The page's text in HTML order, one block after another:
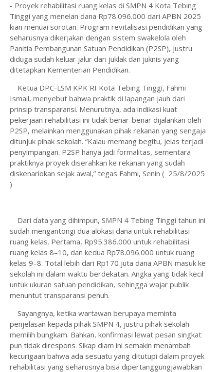
- Proyek rehabilitasi ruang kelas di SMPN 4 Kota Tebing
Tinggi yang menelan dana Rp78.096.000 dari APBN 2025
kian menuai sorotan. Program revitalisasi pendidikan yang
seharusnya dikerjakan dengan sistem swakelola oleh
Panitia Pembangunan Satuan Pendidikan (P2SP), justru
diduga sudah keluar jalur dari juklak dan juknis yang
ditetapkan Kementerian Pendidikan.
Ketua DPC-LSM KPK RI Kota Tebing Tinggi, Fahmi
Ismail, menyebut bahwa praktik di lapangan jauh dari
prinsip transparansi. Menurutnya, ada indikasi kuat
pekerjaan rehabilitasi ini tidak benar-benar dijalankan oleh
P2SP, melainkan menggunakan pihak rekanan yang sengaja
ditunjuk pihak sekolah. “Kalau memang begitu, jelas terjadi
penyimpangan. P2SP hanya jadi formalitas, sementara
praktiknya proyek diserahkan ke rekanan yang sudah
diskenariokan sejak awal,” tegas Fahmi, Senin ( 25/8/2025
)
Dari data yang dihimpun, SMPN 4 Tebing Tinggi tahun ini
sudah mengantongi dua alokasi dana untuk rehabilitasi
ruang kelas. Pertama, Rp95.386.000 untuk rehabilitasi
ruang kelas 8–10, dan kedua Rp78.096.000 untuk ruang
kelas 9–8. Total lebih dari Rp170 juta dana APBN masuk ke
sekolah ini dalam waktu berdekatan. Angka yang tidak kecil
untuk ukuran satuan pendidikan, sehingga wajar publik
menuntut transparansi penuh.
Sayangnya, ketika wartawan berupaya meminta
penjelasan kepada pihak SMPN 4, justru pihak sekolah
memilih bungkam. Bahkan, konfirmasi lewat pesan singkat
pun tidak direspons. Sikap diam ini semakin menambah
kecurigaan bahwa ada sesuatu yang ditutupi dalam proyek
rehabilitasi yang seharusnya bisa dipertanggungjawabkan